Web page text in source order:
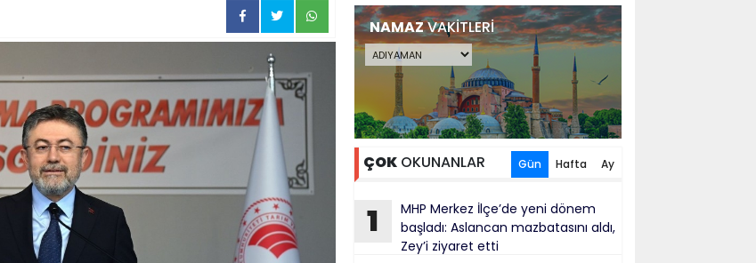
NAMAZVAKİTLERİ
ÇOKOKUNANLAR Gün Hafta Ay
1
MHP Merkez İlçe’de yeni dönem
başladı: Aslancan mazbatasını aldı,
Zey’i ziyaret etti